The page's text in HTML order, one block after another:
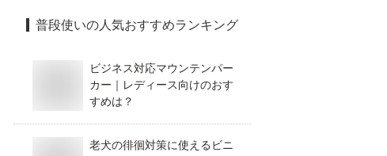
普段使いの人気おすすめランキング
ビジネス対応マウンテンパー
カー｜レディース向けのおす
すめは？
老犬の徘徊対策に使えるビニ